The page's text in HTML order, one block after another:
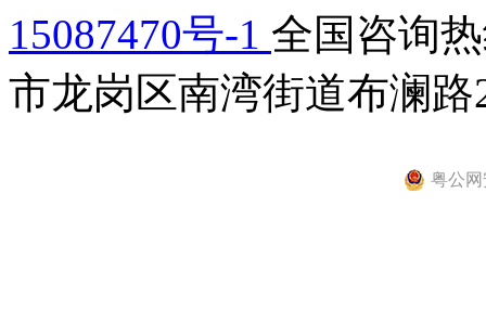
15087470号-1 全国咨询
市龙岗区南湾街道布澜
粤公网